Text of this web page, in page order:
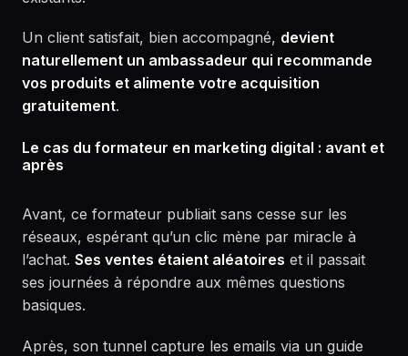
Un client satisfait, bien accompagné, devient
naturellement un ambassadeur qui recommande
vos produits et alimente votre acquisition
gratuitement.
Le cas du formateur en marketing digital : avant et
après
Avant, ce formateur publiait sans cesse sur les
réseaux, espérant qu’un clic mène par miracle à
l’achat. Ses ventes étaient aléatoires et il passait
ses journées à répondre aux mêmes questions
basiques.
Après, son tunnel capture les emails via un guide